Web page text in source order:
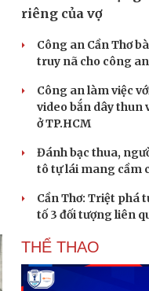
riêng của vợ
Công an Cần Thơ
truy nã cho công
Công an làm việc
video bắn dây thun
ở TP.HCM
Đánh bạc thua,
tô tự lái mang cầm
Cần Thơ: Triệt phá
tố 3 đối tượng liên
THỂ THAO